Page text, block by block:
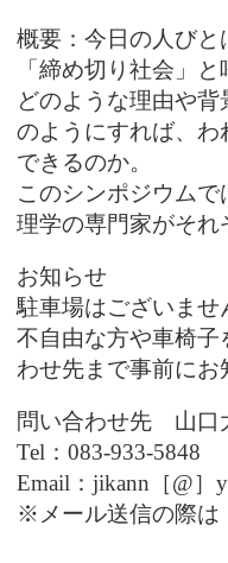
概要：今日の人び
「締め切り社会」
どのような理由や
のようにすれば、
できるのか。
このシンポジウム
理学の専門家がそ
お知らせ
駐車場はございま
不自由な方や車椅
わせ先まで事前に
問い合わせ先 山口
Tel：083-933-5848
Email：jikann［@］
※メール送信の際は